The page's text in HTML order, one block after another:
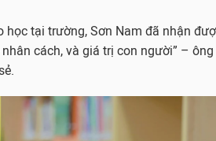
học tại trường, Sơn Nam đã nhận
cách, và giá trị con người” –